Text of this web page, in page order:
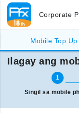
Corporate
Mobile Top Up
Singil sa ibang bansa
Ilagay ang
1
Singil sa mobile